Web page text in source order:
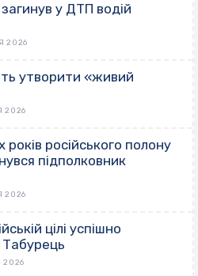
у ДТП водій
2026
утворити «живий
2026
російського полону
підполковник
2026
цілі успішно
2026